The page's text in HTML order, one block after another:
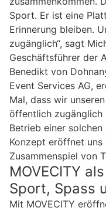
Sport. Er ist eine
Erinnerung bleiben.
zugänglich“, sagt
Geschäftsführer der
Benedikt von
Event Services AG,
Mal, dass wir
öffentlich zugänglich
Betrieb einer
Konzept eröffnet
Zusammenspiel von
MOVECITY
Sport, Spass
Mit MOVECITY